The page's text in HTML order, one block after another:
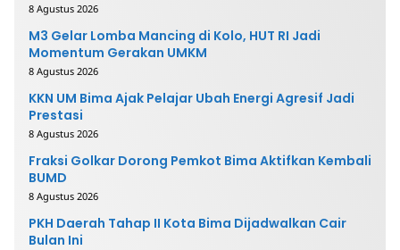
8 Agustus 2026
M3 Gelar Lomba Mancing di Kolo, HUT RI Jadi
Momentum Gerakan UMKM
8 Agustus 2026
KKN UM Bima Ajak Pelajar Ubah Energi Agresif Jadi
Prestasi
8 Agustus 2026
Fraksi Golkar Dorong Pemkot Bima Aktifkan Kembali
BUMD
8 Agustus 2026
PKH Daerah Tahap II Kota Bima Dijadwalkan Cair
Bulan Ini